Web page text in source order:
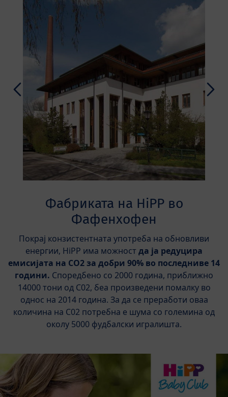
Фабриката на HiPP во
Фафенхофен
Покрај конзистентната употреба на обновливи
енергии, HiPP има можност да ја редуцира
емисијата на CO2 за добри 90% во последниве 14
години. Споредбено со 2000 година, приближно
14000 тони од C02, беа произведени помалку во
однос на 2014 година. За да се преработи оваа
количина на C02 потребна е шума со големина од
околу 5000 фудбалски игралишта.